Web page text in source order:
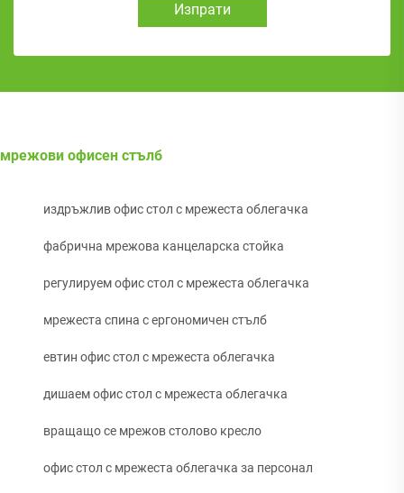
Изпрати
мрежови офисен стълб
издръжлив офис стол с мрежеста облегачка
фабрична мрежова канцеларска стойка
регулируем офис стол с мрежеста облегачка
мрежеста спина с ергономичен стълб
евтин офис стол с мрежеста облегачка
дишаем офис стол с мрежеста облегачка
вращащо се мрежов столово кресло
офис стол с мрежеста облегачка за персонал